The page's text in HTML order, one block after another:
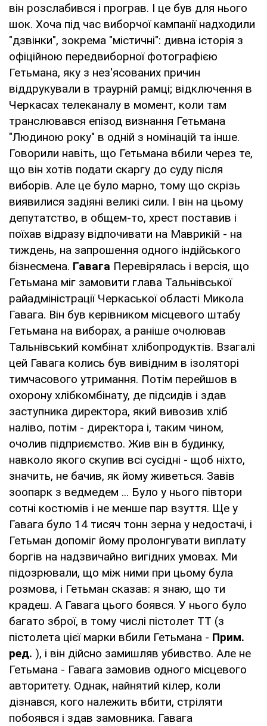
він розслабився і програв. І це був для нього
шок. Хоча під час виборчої кампанії надходили
"дзвінки", зокрема "містичні": дивна історія з
офіційною передвиборної фотографією
Гетьмана, яку з нез'ясованих причин
віддрукували в траурній рамці; відключення в
Черкасах телеканалу в момент, коли там
транслювався епізод визнання Гетьмана
"Людиною року" в одній з номінацій та інше.
Говорили навіть, що Гетьмана вбили через те,
що він хотів подати скаргу до суду після
виборів. Але це було марно, тому що скрізь
виявилися задіяні великі сили. І він на цьому
депутатство, в общем-то, хрест поставив і
поїхав відразу відпочивати на Маврикій - на
тиждень, на запрошення одного індійського
бізнесмена. Гавага Перевірялась і версія, що
Гетьмана міг замовити глава Тальнівської
райадміністрації Черкаської області Микола
Гавага. Він був керівником місцевого штабу
Гетьмана на виборах, а раніше очолював
Тальнівський комбінат хлібопродуктів. Взагалі
цей Гавага колись був вивідним в ізоляторі
тимчасового утримання. Потім перейшов в
охорону хлібкомбінату, де підсидів і здав
заступника директора, який вивозив хліб
наліво, потім - директора і, таким чином,
очолив підприємство. Жив він в будинку,
навколо якого скупив всі сусідні - щоб ніхто,
значить, не бачив, як йому живеться. Завів
зоопарк з ведмедем ... Було у нього півтори
сотні костюмів і не менше пар взуття. Ще у
Гавага було 14 тисяч тонн зерна у недостачі, і
Гетьман допоміг йому пролонгувати виплату
боргів на надзвичайно вигідних умовах. Ми
підозрювали, що між ними при цьому була
розмова, і Гетьман сказав: я знаю, що ти
крадеш. А Гавага цього боявся. У нього було
багато зброї, в тому числі пістолет ТТ (з
пістолета цієї марки вбили Гетьмана - Прим.
ред. ), і він дійсно замишляв убивство. Але не
Гетьмана - Гавага замовив одного місцевого
авторитету. Однак, найнятий кілер, коли
дізнався, кого належить вбити, стріляти
побоявся і здав замовника. Гавага